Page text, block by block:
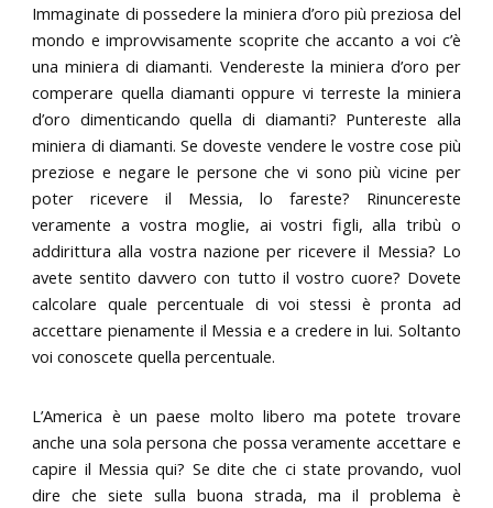
Immaginate di possedere la miniera d’oro più preziosa del
mondo e improvvisamente scoprite che accanto a voi c’è
una miniera di diamanti. Vendereste la miniera d’oro per
comperare quella diamanti oppure vi terreste la miniera
d’oro dimenticando quella di diamanti? Puntereste alla
miniera di diamanti. Se doveste vendere le vostre cose più
preziose e negare le persone che vi sono più vicine per
poter ricevere il Messia, lo fareste? Rinuncereste
veramente a vostra moglie, ai vostri figli, alla tribù o
addirittura alla vostra nazione per ricevere il Messia? Lo
avete sentito davvero con tutto il vostro cuore? Dovete
calcolare quale percentuale di voi stessi è pronta ad
accettare pienamente il Messia e a credere in lui. Soltanto
voi conoscete quella percentuale.
L’America è un paese molto libero ma potete trovare
anche una sola persona che possa veramente accettare e
capire il Messia qui? Se dite che ci state provando, vuol
dire che siete sulla buona strada, ma il problema è